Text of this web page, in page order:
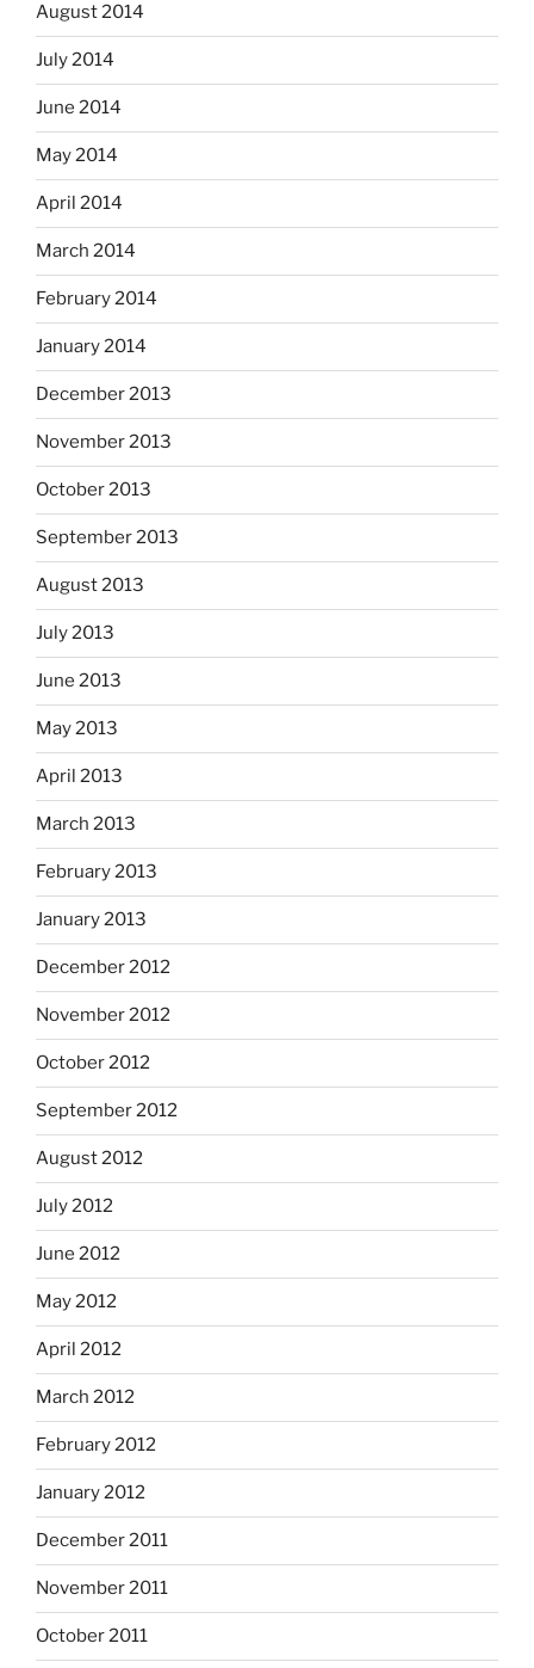
August 2014
July 2014
June 2014
May 2014
April 2014
March 2014
February 2014
January 2014
December 2013
November 2013
October 2013
September 2013
August 2013
July 2013
June 2013
May 2013
April 2013
March 2013
February 2013
January 2013
December 2012
November 2012
October 2012
September 2012
August 2012
July 2012
June 2012
May 2012
April 2012
March 2012
February 2012
January 2012
December 2011
November 2011
October 2011